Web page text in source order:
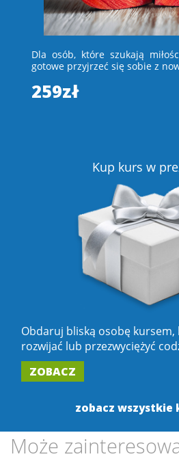
Dla osób, które szukają
gotowe przyjrzeć się sobie z
259zł
Kup kurs w
Obdaruj bliską osobę
rozwijać lub przezwyciężyć
ZOBACZ
zobacz wszystkie
Może